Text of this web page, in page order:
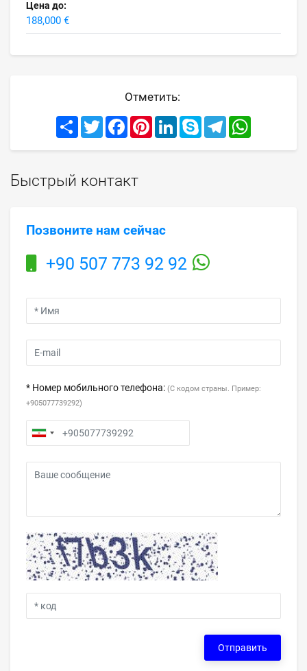
Цена до:
188,000 €
Отметить:
Share TwitterFacebookPinterestLinkedInSkype Telegram
Быстрый контакт
Позвоните нам сейчас
+90 507 773 92 92
* Номер мобильного телефона: (С кодом страны. Пример:
+905077739292)
Отправить